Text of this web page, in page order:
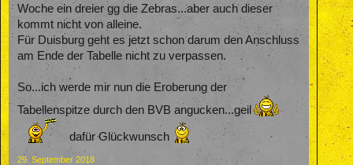
Woche ein dreier gg die Zebras...aber auch dieser
kommt nicht von alleine.
Für Duisburg geht es jetzt schon darum den Anschluss
am Ende der Tabelle nicht zu verpassen.
So...ich werde mir nun die Eroberung der
Tabellenspitze durch den BVB angucken...geil
dafür Glückwunsch
29. September 2018